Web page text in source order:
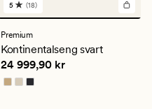
18
anmeldelser
med
en
gjennomsnittlig
vurdering
på
5
5 (18)
Premium
Kontinentalseng svart
Pris 24 999,90 kr
24 999,90 kr